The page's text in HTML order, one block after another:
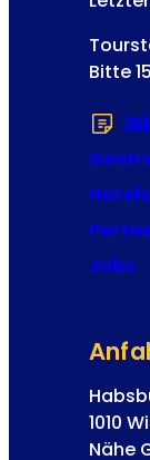
Bitte
Jobs
1010
Nähe